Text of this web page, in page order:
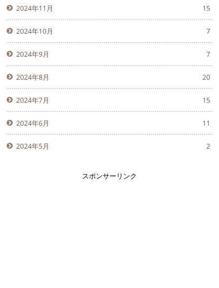
2024年11月 15
2024年10月 7
2024年9月 7
2024年8月 20
2024年7月 15
2024年6月 11
2024年5月 2
スポンサーリンク